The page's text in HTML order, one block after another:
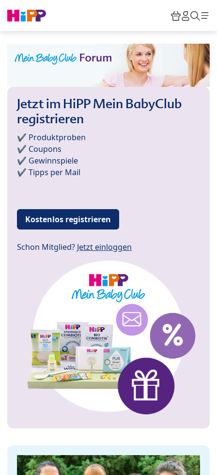
HiPP
Jetzt im HiPP Mein BabyClub
registrieren
✔️ Produktproben
✔️ Coupons
✔️ Gewinnspiele
✔️ Tipps per Mail
Kostenlos registrieren
Schon Mitglied? Jetzt einloggen